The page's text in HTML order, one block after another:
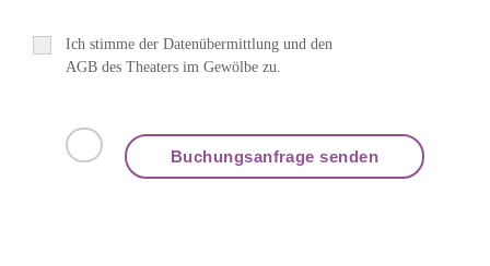
Ich stimme der Datenübermittlung und den
AGB des Theaters im Gewölbe zu.